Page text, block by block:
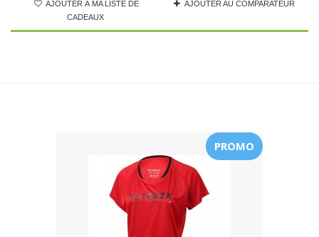
AJOUTER À MA LISTE DE
CADEAUX
AJOUTER AU COMPARATEUR
PROMO